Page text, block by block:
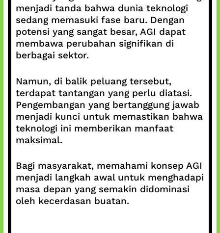
menjadi tanda bahwa dunia teknologi
sedang memasuki fase baru. Dengan
potensi yang sangat besar, AGI dapat
membawa perubahan signifikan di
berbagai sektor.
Namun, di balik peluang tersebut,
terdapat tantangan yang perlu diatasi.
Pengembangan yang bertanggung jawab
menjadi kunci untuk memastikan bahwa
teknologi ini memberikan manfaat
maksimal.
Bagi masyarakat, memahami konsep AGI
menjadi langkah awal untuk menghadapi
masa depan yang semakin didominasi
oleh kecerdasan buatan.